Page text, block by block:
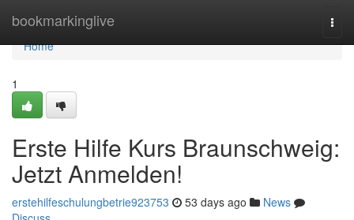
bookmarkinglive
Home
Home
1
Erste Hilfe Kurs Braunschweig:
Jetzt Anmelden!
erstehilfeschulungbetrie923753 53 days ago
News